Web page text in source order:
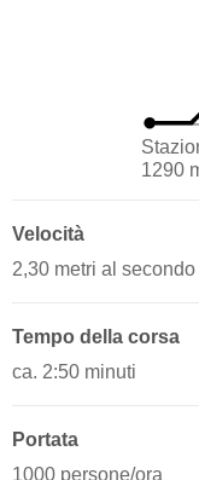
1290
Velocità
2,30 metri al secondo
Tempo della corsa
ca. 2:50 minuti
Portata
1000 persone/ora